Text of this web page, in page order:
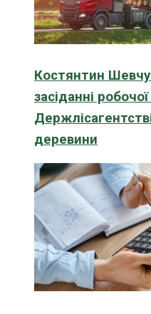
Костянтин
засіданні
деревини